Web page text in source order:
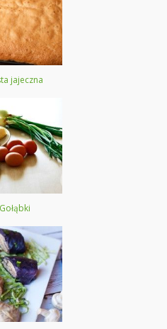
jajeczna
Gołąbki